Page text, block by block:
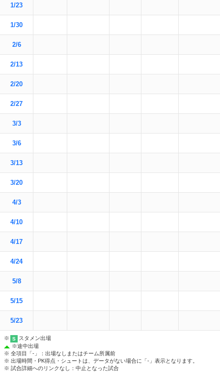
1/23
1/30
2/6
2/13
2/20
2/27
3/3
3/6
3/13
3/20
4/3
4/10
4/17
4/24
5/8
5/15
5/23
※ S
スタメン出場
※途中出場
※ 全項目「-」：出場なしまたはチーム所属前
※ 出場時間・PK得点・シュートは、データがない場合に「-」表示となります。
※ 試合詳細へのリンクなし：中止となった試合